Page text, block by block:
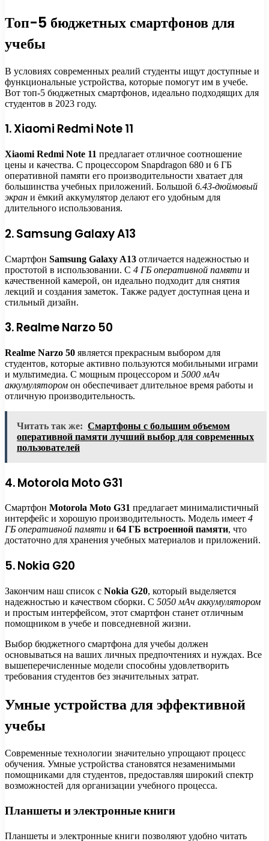
Топ-5 бюджетных смартфонов для
учебы
В условиях современных реалий студенты ищут доступные и
функциональные устройства, которые помогут им в учебе.
Вот топ-5 бюджетных смартфонов, идеально подходящих для
студентов в 2023 году.
1. Xiaomi Redmi Note 11
Xiaomi Redmi Note 11 предлагает отличное соотношение
цены и качества. С процессором Snapdragon 680 и 6 ГБ
оперативной памяти его производительности хватает для
большинства учебных приложений. Большой 6.43-дюймовый
экран и ёмкий аккумулятор делают его удобным для
длительного использования.
2. Samsung Galaxy A13
Смартфон Samsung Galaxy A13 отличается надежностью и
простотой в использовании. С 4 ГБ оперативной памяти и
качественной камерой, он идеально подходит для снятия
лекций и создания заметок. Также радует доступная цена и
стильный дизайн.
3. Realme Narzo 50
Realme Narzo 50 является прекрасным выбором для
студентов, которые активно пользуются мобильными играми
и мультимедиа. С мощным процессором и 5000 мАч
аккумулятором он обеспечивает длительное время работы и
отличную производительность.
Читать так же: Смартфоны с большим объемом
оперативной памяти лучший выбор для современных
пользователей
4. Motorola Moto G31
Смартфон Motorola Moto G31 предлагает минималистичный
интерфейс и хорошую производительность. Модель имеет 4
ГБ оперативной памяти и 64 ГБ встроенной памяти, что
достаточно для хранения учебных материалов и приложений.
5. Nokia G20
Закончим наш список с Nokia G20, который выделяется
надежностью и качеством сборки. С 5050 мАч аккумулятором
и простым интерфейсом, этот смартфон станет отличным
помощником в учебе и повседневной жизни.
Выбор бюджетного смартфона для учебы должен
основываться на ваших личных предпочтениях и нуждах. Все
вышеперечисленные модели способны удовлетворить
требования студентов без значительных затрат.
Умные устройства для эффективной
учебы
Современные технологии значительно упрощают процесс
обучения. Умные устройства становятся незаменимыми
помощниками для студентов, предоставляя широкий спектр
возможностей для организации учебного процесса.
Планшеты и электронные книги
Планшеты и электронные книги позволяют удобно читать